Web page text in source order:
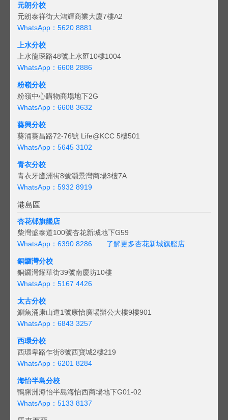
元朗分校
元朗泰祥街大鴻輝商業大廈7樓A2
WhatsApp：5620 8881
上水分校
上水龍琛路48號上水匯10樓1004
WhatsApp：6608 2886
粉嶺分校
粉嶺中心購物商場地下2G
WhatsApp：6608 3632
葵興分校
葵涌葵昌路72-76號 Life@KCC 5樓501
WhatsApp：5645 3102
青衣分校
青衣牙鷹洲街8號灝景灣商場3樓7A
WhatsApp：5932 8919
港島區
杏花邨旗艦店
柴灣盛泰道100號杏花新城地下G59
WhatsApp：6390 8286
了解更多杏花新城旗艦店
銅鑼灣分校
銅鑼灣耀華街39號南慶坊10樓
WhatsApp：5167 4426
太古分校
鰂魚涌康山道1號康怡廣場辦公大樓9樓901
WhatsApp：6843 3257
西環分校
西環卑路乍街8號西寶城2樓219
WhatsApp：6201 8284
海怡半島分校
鴨脷洲海怡半島海怡西商場地下G01-02
WhatsApp：5133 8137